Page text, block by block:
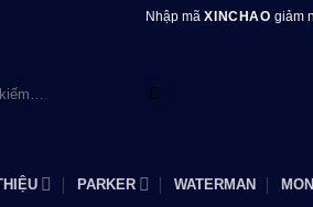
Nhập mãXINCHAO giảm
PARKER WATERMAN